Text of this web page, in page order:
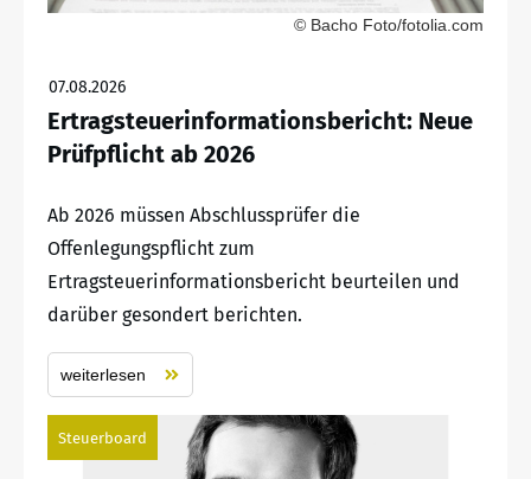
© Bacho Foto/fotolia.com
07.08.2026
Ertragsteuerinformationsbericht: Neue
Prüfpflicht ab 2026
Ab 2026 müssen Abschlussprüfer die
Offenlegungspflicht zum
Ertragsteuerinformationsbericht beurteilen und
darüber gesondert berichten.
weiterlesen
Steuerboard